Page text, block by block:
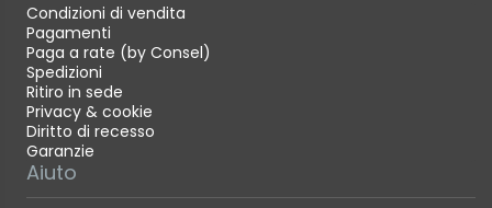
Condizioni di vendita
Pagamenti
Paga a rate (by Consel)
Spedizioni
Ritiro in sede
Privacy & cookie
Diritto di recesso
Garanzie
Aiuto